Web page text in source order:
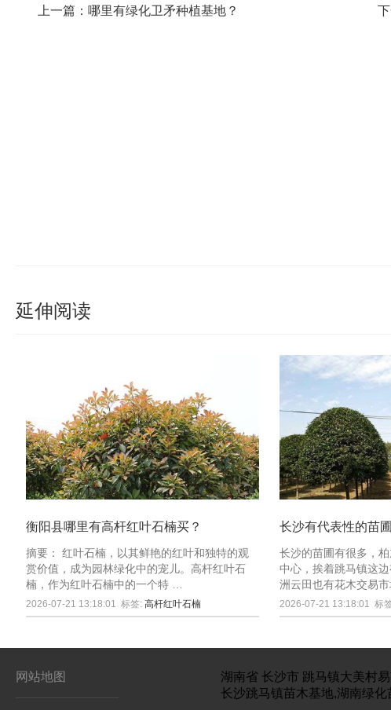
上一篇：哪里有绿化卫矛种植基地？
延伸阅读
衡阳县哪里有高杆红叶石楠买？
摘要： 红叶石楠，以其鲜艳的红叶和独特的观
赏价值，成为园林绿化中的宠儿。高杆红叶石
楠，作为红叶石楠中的一个特 …
2026-07-21 13:18:01 标签:高杆红叶石楠
长沙有代表性的苗
长沙的苗圃有很多，
中心，挨着跳马镇这
洲云田也有花木交易
2026-07-21 13:18:01 标
网站地图 湖南省 长沙市 跳马镇大美村
长沙跳马镇苗木基地,湖南绿